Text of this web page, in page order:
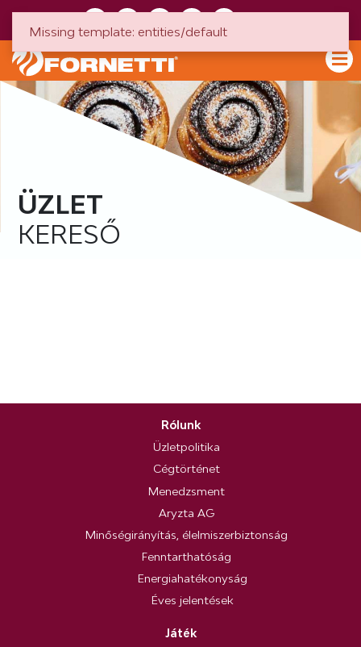
ÜZLET
KERESŐ
Rólunk
Üzletpolitika
Cégtörténet
Menedzsment
Aryzta AG
Minőségirányítás, élelmiszerbiztonság
Fenntarthatóság
Energiahatékonyság
Éves jelentések
Játék
Missing template: entities/default